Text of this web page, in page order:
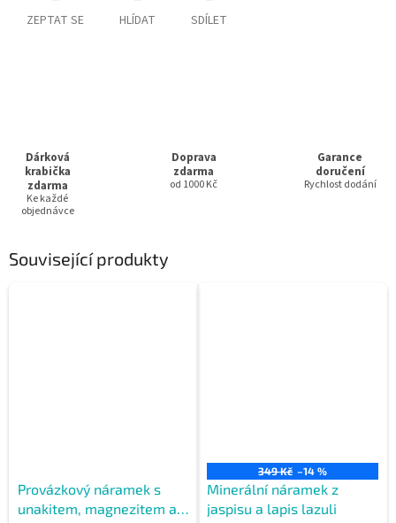
ZEPTAT SE HLÍDAT SDÍLET
Dárková
krabička
zdarma
Ke každé
objednávce
Doprava
zdarma
od 1000 Kč
Garance
doručení
Rychlost dodání
Související produkty
Provázkový náramek s
unakitem, magnezitem a
349 Kč –14 %
Minerální náramek z
jaspisu a lapis lazuli